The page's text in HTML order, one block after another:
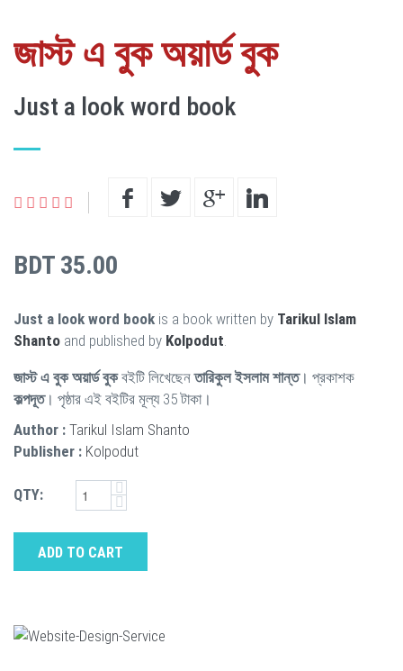
জাস্ট এ বুক অয়ার্ড বুক
Just a look word book
BDT 35.00
Just a look word book is a book written by Tarikul Islam
Shanto and published by Kolpodut
জাস্ট এ বুক অয়ার্ড বুকবইটি লিখেছেনতারিকুল ইসলাম শান্ত। প্রকাশক
কল্পদূত। পৃষ্ঠার এই বইটির মূল্য 35 টাকা।
Author : Tarikul Islam Shanto
Publisher : Kolpodut
QTY:
ADD TO CART